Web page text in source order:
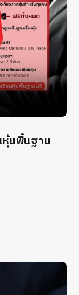
หุ้นพื้นฐาน